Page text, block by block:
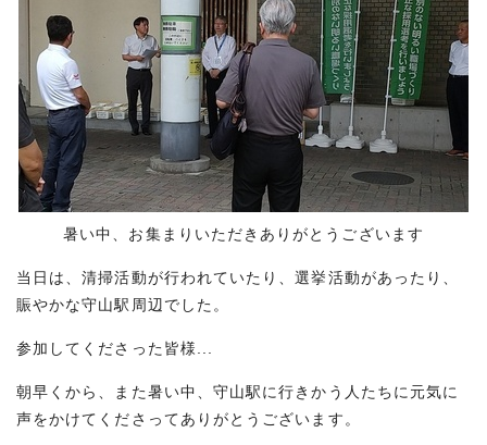
暑い中、お集まりいただきありがとうございます
当日は、清掃活動が行われていたり、選挙活動があったり、
賑やかな守山駅周辺でした。
参加してくださった皆様...
朝早くから、また暑い中、守山駅に行きかう人たちに元気に
声をかけてくださってありがとうございます。